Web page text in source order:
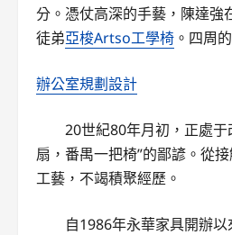
分。憑仗高深的手藝，陳達強
徒弟亞梭Artso工學椅 。四周
辦公室規劃設計
20世紀80年月初，正處
扇，番禺一把椅”的鄙諺。從
工藝，不竭積聚經歷。
自1986年永華家具開辦